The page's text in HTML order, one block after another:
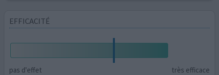
EFFICACITÉ
pas d'effet très efficace